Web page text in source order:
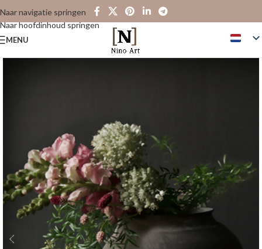
Naar navigatie springen
Naar hoofdinhoud springen
MENU